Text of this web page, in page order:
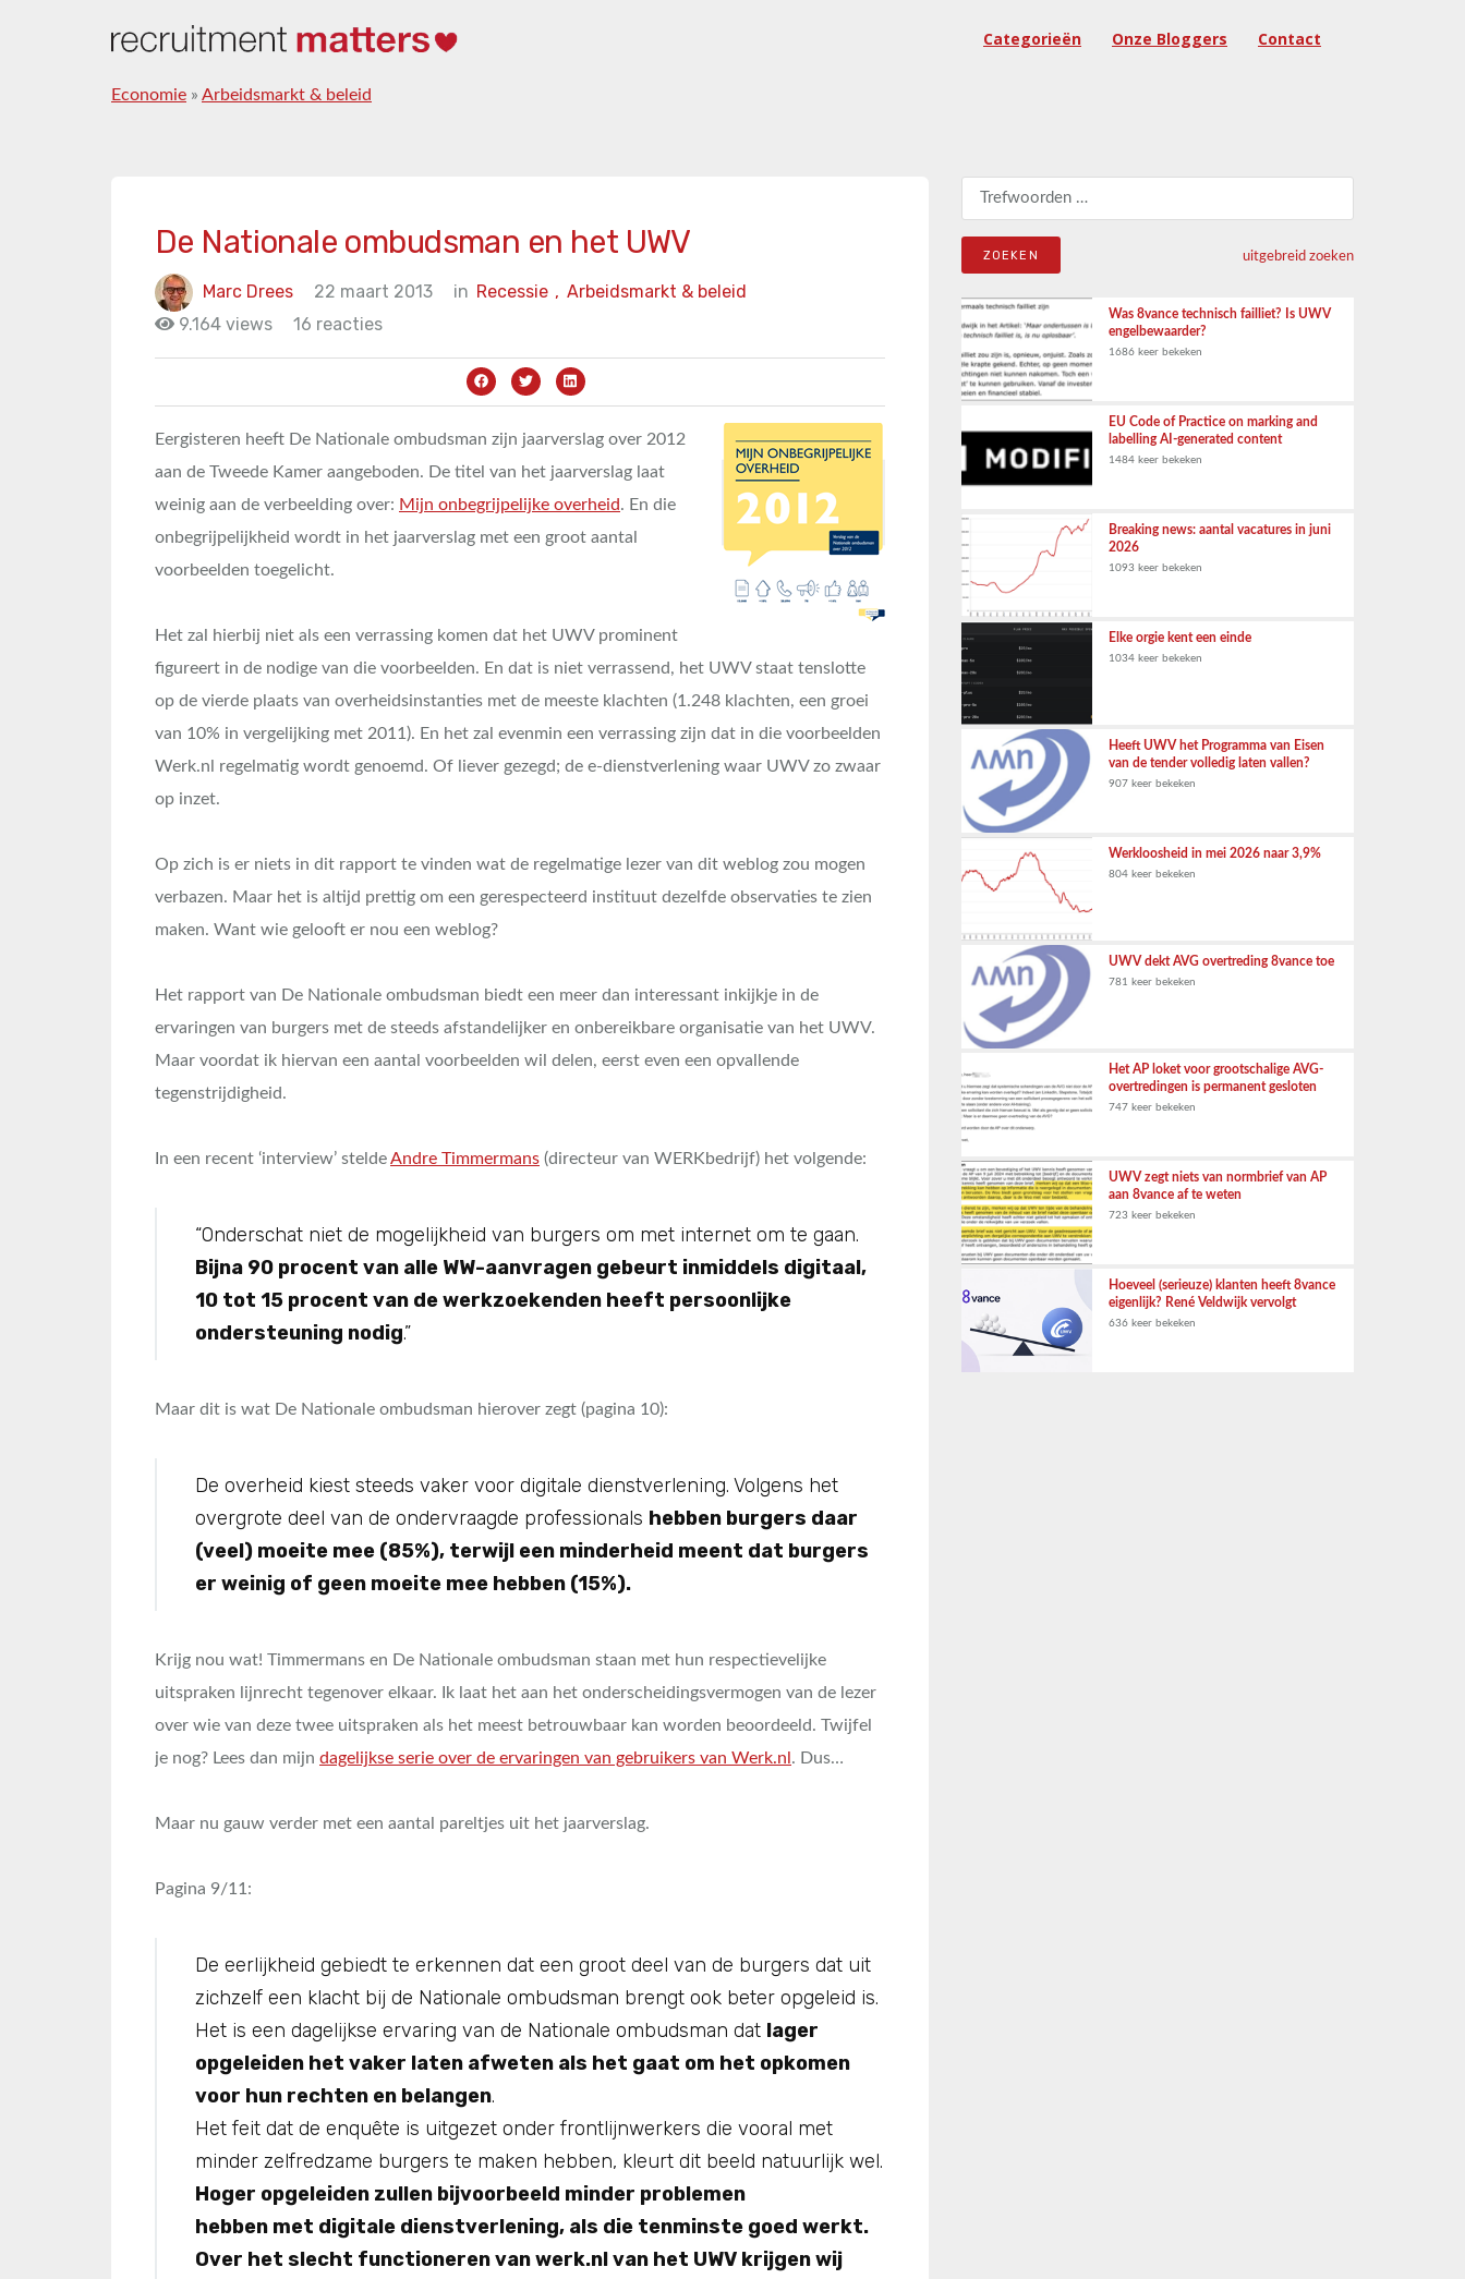
Categorieën Onze Bloggers Contact
Economie » Arbeidsmarkt & beleid
De Nationale ombudsman en het UWV
Marc Drees 22 maart 2013 in Arbeidsmarkt & beleid
Recessie ,
9.164 views
16 reacties
Eergisteren heeft De Nationale ombudsman zijn jaarverslag over 2012
aan de Tweede Kamer aangeboden. De titel van het jaarverslag laat
weinig aan de verbeelding over: Mijn onbegrijpelijke overheid. En die
onbegrijpelijkheid wordt in het jaarverslag met een groot aantal
voorbeelden toegelicht.
Het zal hierbij niet als een verrassing komen dat het UWV prominent
figureert in de nodige van die voorbeelden. En dat is niet verrassend, het UWV staat tenslotte
op de vierde plaats van overheidsinstanties met de meeste klachten (1.248 klachten, een groei
van 10% in vergelijking met 2011). En het zal evenmin een verrassing zijn dat in die voorbeelden
Werk.nl regelmatig wordt genoemd. Of liever gezegd; de e-dienstverlening waar UWV zo zwaar
op inzet.
Op zich is er niets in dit rapport te vinden wat de regelmatige lezer van dit weblog zou mogen
verbazen. Maar het is altijd prettig om een gerespecteerd instituut dezelfde observaties te zien
maken. Want wie gelooft er nou een weblog?
Het rapport van De Nationale ombudsman biedt een meer dan interessant inkijkje in de
ervaringen van burgers met de steeds afstandelijker en onbereikbare organisatie van het UWV.
Maar voordat ik hiervan een aantal voorbeelden wil delen, eerst even een opvallende
tegenstrijdigheid.
In een recent ‘interview’ steldeAndre Timmermans (directeur van WERKbedrijf) het volgende:
“Onderschat niet de mogelijkheid van burgers om met internet om te gaan.
Bijna 90 procent van alle WW-aanvragen gebeurt inmiddels digitaal,
10 tot 15 procent van de werkzoekenden heeft persoonlijke
ondersteuning nodig.”
Maar dit is wat De Nationale ombudsman hierover zegt (pagina 10):
De overheid kiest steeds vaker voor digitale dienstverlening. Volgens het
overgrote deel van de ondervraagde professionals hebben burgers daar
(veel) moeite mee (85%), terwijl een minderheid meent dat burgers
er weinig of geen moeite mee hebben (15%).
Krijg nou wat! Timmermans en De Nationale ombudsman staan met hun respectievelijke
uitspraken lijnrecht tegenover elkaar. Ik laat het aan het onderscheidingsvermogen van de lezer
over wie van deze twee uitspraken als het meest betrouwbaar kan worden beoordeeld. Twijfel
je nog? Lees dan mijn dagelijkse serie over de ervaringen van gebruikers van Werk.nl . Dus…
Maar nu gauw verder met een aantal pareltjes uit het jaarverslag.
Pagina 9/11:
De eerlijkheid gebiedt te erkennen dat een groot deel van de burgers dat uit
zichzelf een klacht bij de Nationale ombudsman brengt ook beter opgeleid is.
Het is een dagelijkse ervaring van de Nationale ombudsman dat lager
opgeleiden het vaker laten afweten als het gaat om het opkomen
voor hun rechten en belangen.
Het feit dat de enquête is uitgezet onder frontlijnwerkers die vooral met
minder zelfredzame burgers te maken hebben, kleurt dit beeld natuurlijk wel.
Hoger opgeleiden zullen bijvoorbeeld minder problemen
hebben met digitale dienstverlening, als die tenminste goed werkt.
Over het slecht functioneren van werk.nl van het UWV krijgen wij
Zoeken naar:
uitgebreid zoeken
Was 8vance technisch failliet? Is UWV
engelbewaarder?
1686 keer bekeken
EU Code of Practice on marking and
labelling AI-generated content
1484 keer bekeken
Breaking news: aantal vacatures in juni
2026
1093 keer bekeken
Elke orgie kent een einde
1034 keer bekeken
Heeft UWV het Programma van Eisen
van de tender volledig laten vallen?
907 keer bekeken
Werkloosheid in mei 2026 naar 3,9%
804 keer bekeken
UWV dekt AVG overtreding 8vance toe
781 keer bekeken
Het AP loket voor grootschalige AVG-
overtredingen is permanent gesloten
747 keer bekeken
UWV zegt niets van normbrief van AP
aan 8vance af te weten
723 keer bekeken
Hoeveel (serieuze) klanten heeft 8vance
eigenlijk? René Veldwijk vervolgt
636 keer bekeken